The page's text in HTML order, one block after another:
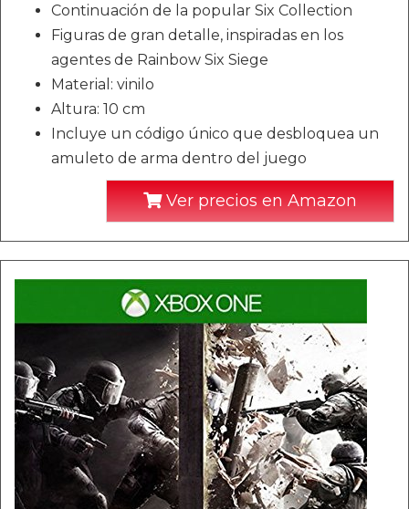
Continuación de la popular Six Collection
Figuras de gran detalle, inspiradas en los
agentes de Rainbow Six Siege
Material: vinilo
Altura: 10 cm
Incluye un código único que desbloquea un
amuleto de arma dentro del juego
Ver precios en Amazon